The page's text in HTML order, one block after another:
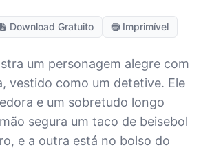
Download Gratuito Imprimível
um personagem alegre com
vestido como um detetive. Ele
e um sobretudo longo
segura um taco de beisebol
e a outra está no bolso do